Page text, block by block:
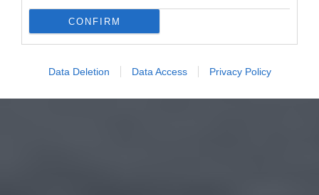
CONFIRM
Data Deletion Data Access Privacy Policy